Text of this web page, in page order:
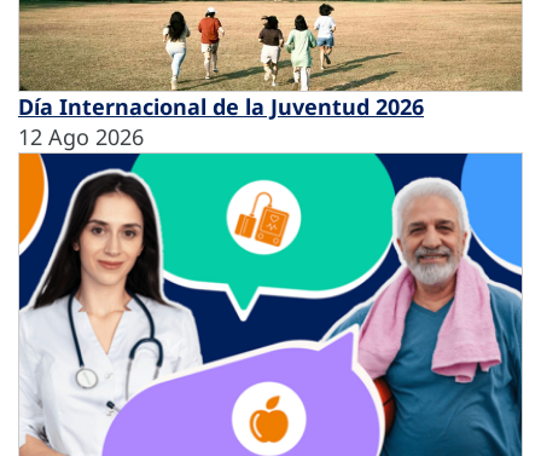
Día Internacional de la Juventud 2026
12 Ago 2026